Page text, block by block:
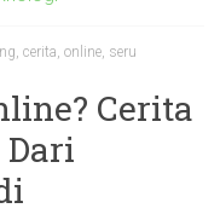
,cerita,online, seru
Cerita